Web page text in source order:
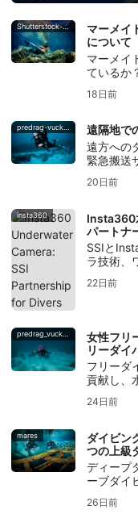
Shutterstock-Andrea_Izzotti
マーメイ
について
マーメイ
ているか
メイド認
18日前
predrag-vuckovic
遠隔地で
遠方への
緊急搬送
20日前
insta360
Insta360
パートナ
SSIと
ラ技術、
ングをダ
22日前
predrag_vuckovic
女性フリ
リーダイ
フリーダ
貢献し、
フリーダ
24日前
mares
ダイビン
つの上級
ディープ
ーブダイ
ビング、
26日前